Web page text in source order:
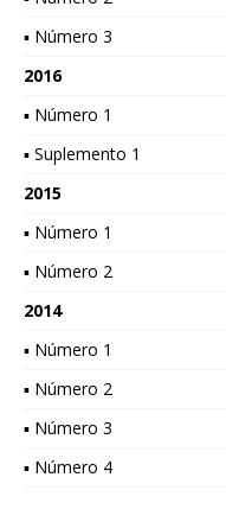
▪ Número 3
2016
▪ Número 1
▪ Suplemento 1
2015
▪ Número 1
▪ Número 2
2014
▪ Número 1
▪ Número 2
▪ Número 3
▪ Número 4